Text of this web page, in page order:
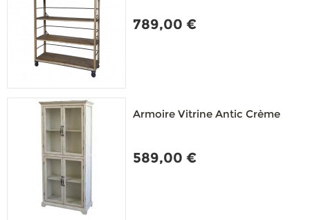
789,00 €
Armoire Vitrine Antic Crème
589,00 €